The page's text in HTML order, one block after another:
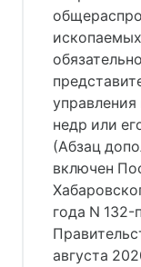
недр или
(Абзац
включен
года N
августа